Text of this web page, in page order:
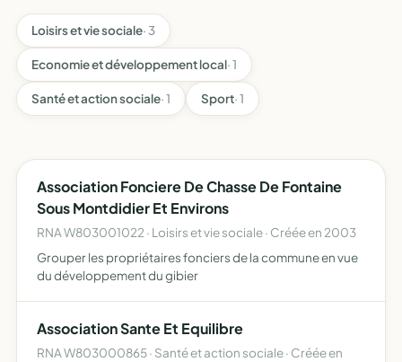
Loisirs et vie sociale· 3
Economie et développement local· 1
Santé et action sociale· 1 Sport· 1
Association Fonciere De Chasse De Fontaine
Sous Montdidier Et Environs
RNA W803001022 · Loisirs et vie sociale · Créée en 2003
Grouper les propriétaires fonciers de la commune en vue
du développement du gibier
Association Sante Et Equilibre
RNA W803000865 · Santé et action sociale · Créée en